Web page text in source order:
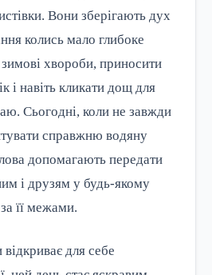
Вони зберігають дух
колись мало глибоке
хвороби, приносити
і навіть кликати дощ для
Сьогодні, коли не завжди
справжню водяну
допомагають передати
і друзям у будь-якому
її межами.
відкриває для себе